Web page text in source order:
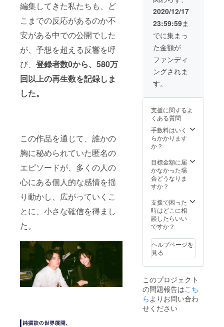
編集してきた私たちも、ど
こまでの反応があるのか不
安がある中での公開でした
が、予想を超える反響を呼
び、 登録者数0から、 580万
回以上の再生数を記録しま
した。
この作品を通じて、誰かの
胸に秘められていた匿名の
エピソードが、多くの人の
心にある個人的な感情を揺
り動かし、広がっていくこ
とに、小さな確信を得まし
た。
URLを
お送り
ます。
※URLの
共有は
なさら
ないよ
う、ご
注意く
先行上
映イベ
ントと
同日の
12/23(
水)配信
りま
す。 ◎
脚本
際の撮
影に使
用した
脚本・
テの
データ
をメー
ルにて
いたし
ます。
お届け
となり
ます。
◎オン
ライン
での本
編先行
公開
12/24(
んじ
て、一
足先に
本編映
画を御
覧いた
URLを
お送り
いたし
共有は
なさら
ないよ
う、ご
ださ
い。 ※
先行上
映イベ
同日の
12/23(
水)配信
を予定
してお
テッ
カー 今
回のク
ラウド
ファン
ディン
グ限定
のオリ
ジナル
カーで
す。縦
5cm×横
8cm。
※オリジ
ナルス
み2021
年1月の
お届け
◎オン
ライン
での本
編先行
12/24(
木)の公
開に先
んじ
足先に
本編映
画を御
覧いた
だける
※住所は
メール
にてお
送りい
たしま
す。阿
佐ヶ谷
駅徒歩5
分にご
店舗は
土日営
業とな
りま
す。 ※
クラウ
ング期
間終了
後、入
メール
アドレ
ス宛に
日程調
連絡を
お送り
させて
いただ
す。
バー
「猥談
バー」
にて1日
バーテ
ンダー
を行え
るリ
ターン
バー概
https://
waidan
bar.co
m/welc
ome
上限定
のリ
ターン
となり
※住所は
メール
にてお
送りい
す。阿
佐ヶ谷
駅徒歩5
分にご
す。 ※
店舗は
土日営
業とな
りま
2020/12/17
23:59:59ま
でに集まっ
た金額が
ファンディ
ングされま
す。
支援に関するよ
くある質問
手数料はいく
らかかります
か？
目標金額に届
かなかった場
合どうなりま
すか？
支援で困った
時はどこに相
談したらいい
ですか？
ヘルプページを
見る
このプロジェクト
の問題報告はこち
らよりお問い合わ
せください